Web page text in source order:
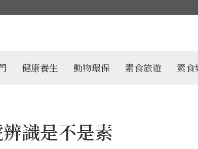
健康養生 動物環保 素食旅遊 素食
識是不是素